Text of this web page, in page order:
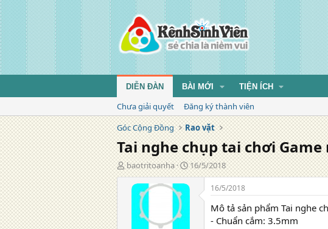
DIỄN ĐÀN BÀI MỚI TIỆN ÍCH
Chưa giải quyết
Đăng ký thành viên
Góc Cộng Đồng
Rao vặt
Tai nghe chụp tai chơi Game
T
á
baotritoanha
N
g
à
16/5/2018
16/5/2018
Mô tả sản phẩm Tai nghe
- Chuẩn cắm: 3.5mm